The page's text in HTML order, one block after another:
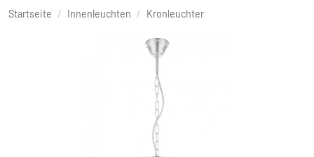
Startseite / Innenleuchten / Kronleuchter